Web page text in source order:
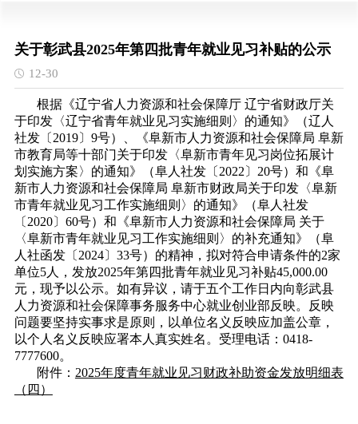
关于彰武县2025年第四批青年就业见习补贴的公示
12-30
根据《辽宁省人力资源和社会保障厅 辽宁省财政厅关
于印发〈辽宁省青年就业见习实施细则〉的通知》（辽人
社发〔2019〕9号）、《阜新市人力资源和社会保障局 阜新
市教育局等十部门关于印发〈阜新市青年见习岗位拓展计
划实施方案〉的通知》（阜人社发〔2022〕20号）和《阜
新市人力资源和社会保障局 阜新市财政局关于印发〈阜新
市青年就业见习工作实施细则〉的通知》（阜人社发
〔2020〕60号）和《阜新市人力资源和社会保障局 关于
〈阜新市青年就业见习工作实施细则〉的补充通知》（阜
人社函发〔2024〕33号）的精神，拟对符合申请条件的2家
单位5人，发放2025年第四批青年就业见习补贴45,000.00
元，现予以公示。如有异议，请于五个工作日内向彰武县
人力资源和社会保障事务服务中心就业创业部反映。反映
问题要坚持实事求是原则，以单位名义反映应加盖公章，
以个人名义反映应署本人真实姓名。受理电话：0418-
7777600。
附件： 2025年度青年就业见习财政补助资金发放明细表
（四）